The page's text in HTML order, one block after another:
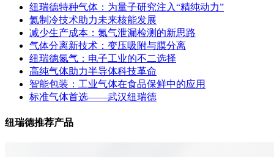
纽瑞德特种气体：为量子研究注入“精纯动力”
氦制冷技术助力未来核能发展
减少生产成本：氮气泄漏检测的新思路
气体分离新技术：变压吸附与膜分离
纽瑞德氮气：电子工业的不二选择
高纯气体助力半导体科技革命
智能包装：工业气体在食品保鲜中的应用
标准气体首选——武汉纽瑞德
纽瑞德推荐产品